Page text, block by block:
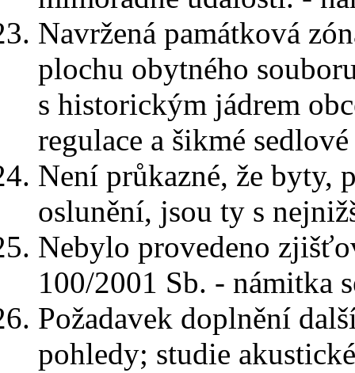
Navržená památková
plochu obytného
s historickým jádrem
regulace a šikmé
Není průkazné, že byty,
oslunění, jsou ty s
Nebylo provedeno
100/2001 Sb. - námitka
Požadavek doplnění
pohledy; studie